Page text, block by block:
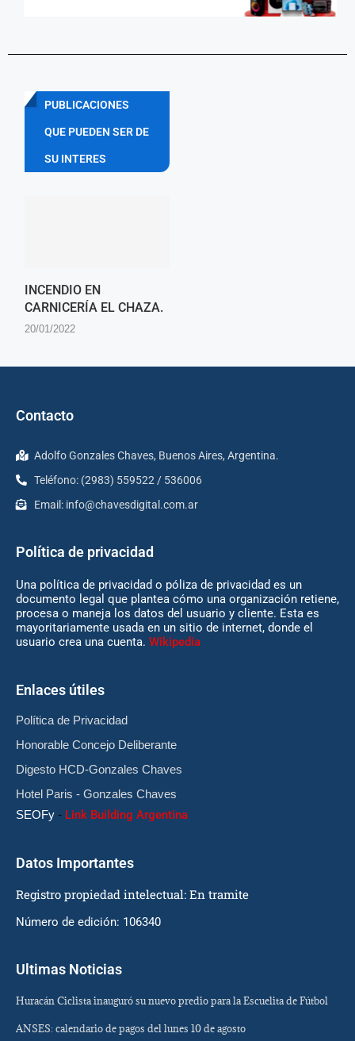
PUBLICACIONES
QUE PUEDEN SER DE
SU INTERES
INCENDIO EN
CARNICERÍA EL CHAZA.
20/01/2022
Contacto
Adolfo Gonzales Chaves, Buenos Aires, Argentina.
Teléfono: (2983) 559522 / 536006
Email: info@chavesdigital.com.ar
Política de privacidad
Una política de privacidad o póliza de privacidad es un
documento legal que plantea cómo una organización retiene,
procesa o maneja los datos del usuario y cliente. Esta es
mayoritariamente usada en un sitio de internet, donde el
usuario crea una cuenta. Wikipedia
Enlaces útiles
Política de Privacidad
Honorable Concejo Deliberante
Digesto HCD-Gonzales Chaves
Hotel Paris - Gonzales Chaves
SEOFy - Link Building Argentina
Datos Importantes
Registro propiedad intelectual: En tramite
Número de edición: 106340
Ultimas Noticias
Huracán Ciclista inauguró su nuevo predio para la Escuelita de Fútbol
ANSES: calendario de pagos del lunes 10 de agosto